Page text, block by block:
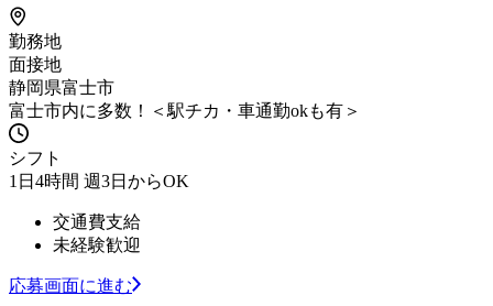
勤務地
面接地
静岡県富士市
富士市内に多数！＜駅チカ・車通勤okも有＞
シフト
1日4時間 週3日からOK
交通費支給
未経験歓迎
応募画面に進む